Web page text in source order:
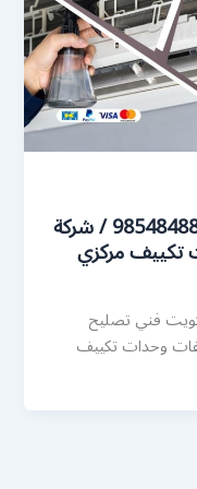
فني تصليح تكييف بنيد القار / 98548488 / شركة
تكييف مركزي
فني تصليح
وحدات تكييف